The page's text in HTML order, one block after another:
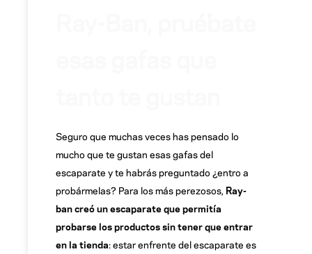
Seguro que muchas veces has pensado lo
mucho que te gustan esas gafas del
escaparate y te habrás preguntado ¿entro a
probármelas? Para los más perezosos, Ray-
ban creó un escaparate que permitía
probarse los productos sin tener que entrar
en la tienda: estar enfrente del escaparate es